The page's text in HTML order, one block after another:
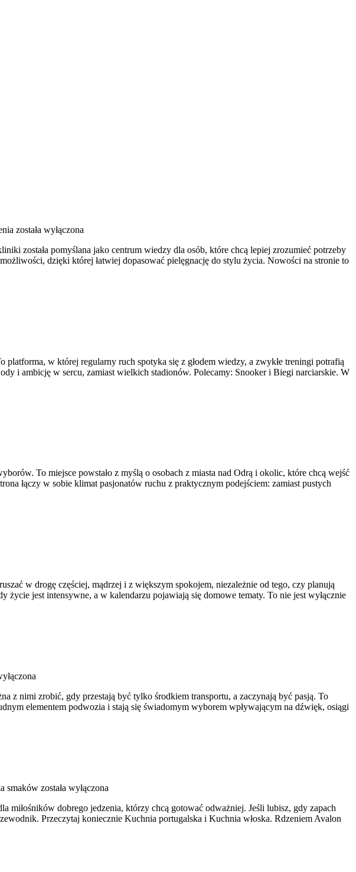
została wyłączona
została pomyślana jako centrum wiedzy dla osób, które chcą lepiej zrozumieć potrzeby
dzięki której łatwiej dopasować pielęgnację do stylu życia. Nowości na stronie to
w której regularny ruch spotyka się z głodem wiedzy, a zwykłe treningi potrafią
i ambicję w sercu, zamiast wielkich stadionów. Polecamy: Snooker i Biegi narciarskie. W
To miejsce powstało z myślą o osobach z miasta nad Odrą i okolic, które chcą wejść
łączy w sobie klimat pasjonatów ruchu z praktycznym podejściem: zamiast pustych
w drogę częściej, mądrzej i z większym spokojem, niezależnie od tego, czy planują
jest intensywne, a w kalendarzu pojawiają się domowe tematy. To nie jest wyłącznie
z nimi zrobić, gdy przestają być tylko środkiem transportu, a zaczynają być pasją. To
elementem podwozia i stają się świadomym wyborem wpływającym na dźwięk, osiągi
smaków została wyłączona
miłośników dobrego jedzenia, którzy chcą gotować odważniej. Jeśli lubisz, gdy zapach
Przeczytaj koniecznie Kuchnia portugalska i Kuchnia włoska. Rdzeniem Avalon